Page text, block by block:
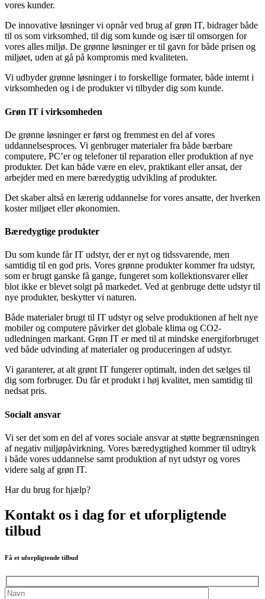
vores kunder.
De innovative løsninger vi opnår ved brug af grøn IT, bidrager både
til os som virksomhed, til dig som kunde og især til omsorgen for
vores alles miljø. De grønne løsninger er til gavn for både prisen og
miljøet, uden at gå på kompromis med kvaliteten.
Vi udbyder grønne løsninger i to forskellige formater, både internt i
virksomheden og i de produkter vi tilbyder dig som kunde.
Grøn IT i virksomheden
De grønne løsninger er først og fremmest en del af vores
uddannelsesproces. Vi genbruger materialer fra både bærbare
computere, PC’er og telefoner til reparation eller produktion af nye
produkter. Det kan både være en elev, praktikant eller ansat, der
arbejder med en mere bæredygtig udvikling af produkter.
Det skaber altså en lærerig uddannelse for vores ansatte, der hverken
koster miljøet eller økonomien.
Bæredygtige produkter
Du som kunde får IT udstyr, der er nyt og tidssvarende, men
samtidig til en god pris. Vores grønne produkter kommer fra udstyr,
som er brugt ganske få gange, fungeret som kollektionsvarer eller
blot ikke er blevet solgt på markedet. Ved at genbruge dette udstyr til
nye produkter, beskytter vi naturen.
Både materialer brugt til IT udstyr og selve produktionen af helt nye
mobiler og computere påvirker det globale klima og CO2-
udledningen markant. Grøn IT er med til at mindske energiforbruget
ved både udvinding af materialer og produceringen af udstyr.
Vi garanterer, at alt grønt IT fungerer optimalt, inden det sælges til
dig som forbruger. Du får et produkt i høj kvalitet, men samtidig til
nedsat pris.
Socialt ansvar
Vi ser det som en del af vores sociale ansvar at støtte begrænsningen
af negativ miljøpåvirkning. Vores bæredygtighed kommer til udtryk
i både vores uddannelse samt produktion af nyt udstyr og vores
videre salg af grøn IT.
Har du brug for hjælp?
Kontakt os i dag for et uforpligtende
tilbud
Få et uforpligtende tilbud